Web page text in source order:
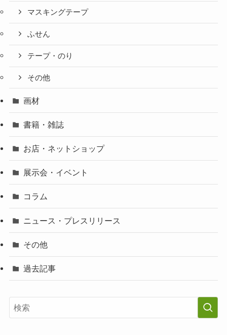
マスキングテープ
ふせん
テープ・のり
その他
画材
書籍・雑誌
お店・ネットショップ
展示会・イベント
コラム
ニュース・プレスリリース
その他
過去記事